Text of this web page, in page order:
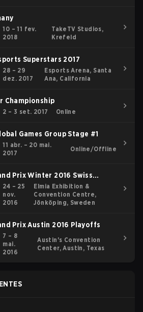
10 – 11 fev.
2018
TakeTV Studios,
Krefeld
Superstars 2017
28 – 29
dez. 2017
Esports Arena, Santa
Ana, California
Championship
2 – 3 set. 2017 Online
Games Group Stage #1
11 abr. – 20 mai.
2017
Online/Offline
Prix Winter 2016 Swiss
24 – 25
nov.
2016
Elmia Exhibition &
Convention Centre,
Jönköping, Sweden
Prix Austin 2016 Playoffs
7 – 8
mai.
2016
Austin's Convention
Center, Austin, Texas